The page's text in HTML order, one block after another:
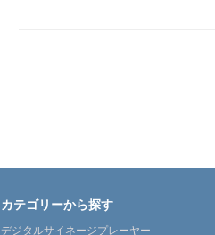
カテゴリーから探す
デジタルサイネージプレーヤー